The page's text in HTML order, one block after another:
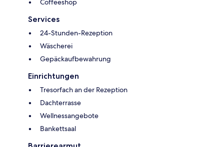
Coffeeshop
Services
24-Stunden-Rezeption
Wäscherei
Gepäckaufbewahrung
Einrichtungen
Tresorfach an der Rezeption
Dachterrasse
Wellnessangebote
Bankettsaal